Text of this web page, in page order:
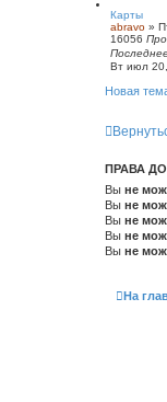
Карты
abravo »
16056
Вт июл
Новая
ПРАВА
Вы не
Вы не
Вы не
Вы не
Вы не
На